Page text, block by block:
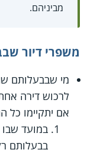
מביניהם.
משפרי דיור
מי שבבעלותם
לרכוש דירה
אם יתקיימו כל
במועד
בבעלותם